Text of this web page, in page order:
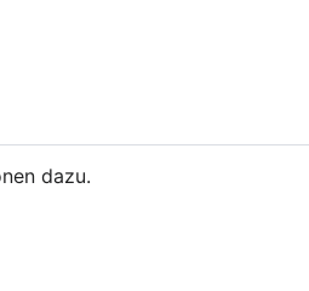
dazu.